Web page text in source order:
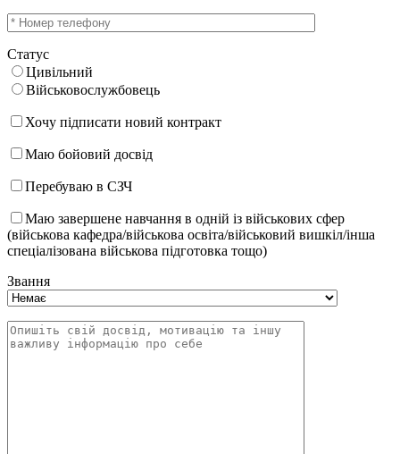
Статус
Цивільний
Військовослужбовець
Хочу підписати новий контракт
Маю бойовий досвід
Перебуваю в СЗЧ
Маю завершене навчання в одній із військових сфер
(військова кафедра/військова освіта/військовий вишкіл/інша
спеціалізована військова підготовка тощо)
Звання